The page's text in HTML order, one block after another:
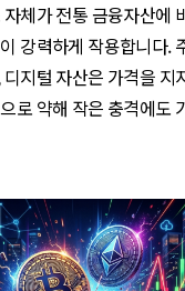
체가 전통 금융자산에
강력하게 작용합니다.
지털 자산은 가격을 지
로 약해 작은 충격에도